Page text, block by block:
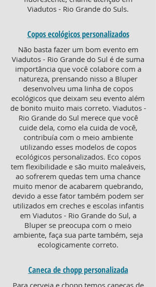
Viadutos - Rio Grande do Suls.
Copos ecológicos personalizados
Não basta fazer um bom evento em
Viadutos - Rio Grande do Sul é de suma
importância que você colabore com a
natureza, prensando nisso a Bluper
desenvolveu uma linha de copos
ecológicos que deixam seu evento além
de bonito muito mais correto. Viadutos -
Rio Grande do Sul merece que você
cuide dela, como ela cuida de você,
contribuía com o meio ambiente
utilizando esses modelos de copos
ecológicos personalizados. Eco copos
tem flexibilidade e são muito maleáveis,
ao sofrerem quedas tem uma chance
muito menor de acabarem quebrando,
devido a esse fator também podem ser
utilizados em creches e escolas infantis
em Viadutos - Rio Grande do Sul, a
Bluper se preocupa com o meio
ambiente, faça sua parte também, seja
ecologicamente correto.
Caneca de chopp personalizada
Para cerveja e chopp temos canecas de